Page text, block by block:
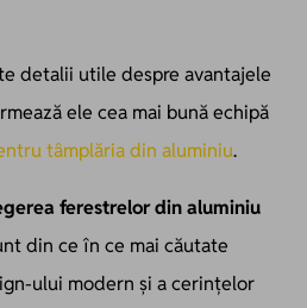
detalii utile despre avantajele
ele cea mai bună echipă
tâmplăria din aluminiu.
ferestrelor din aluminiu
din ce în ce mai căutate
ului modern și a cerințelor